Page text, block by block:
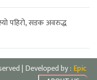
पहिरो, सडक अवरुद्ध
| Developed by : Epic